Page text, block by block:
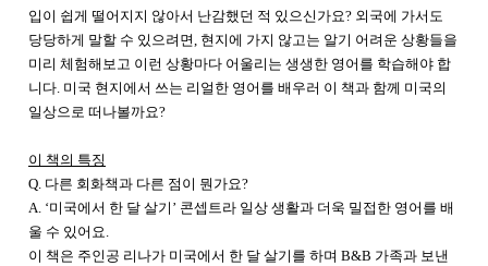
입이 쉽게 떨어지지 않아서 난감했던 적 있으신가요? 외국에 가서도
당당하게 말할 수 있으려면, 현지에 가지 않고는 알기 어려운 상황들을
미리 체험해보고 이런 상황마다 어울리는 생생한 영어를 학습해야 합
니다. 미국 현지에서 쓰는 리얼한 영어를 배우러 이 책과 함께 미국의
일상으로 떠나볼까요?
이 책의 특징
Q. 다른 회화책과 다른 점이 뭔가요?
A. ‘미국에서 한 달 살기 ’ 콘셉트라 일상 생활과 더욱 밀접한 영어를 배
울 수 있어요.
이 책은 주인공 리나가 미국에서 한 달 살기를 하며 B&B 가족과 보낸